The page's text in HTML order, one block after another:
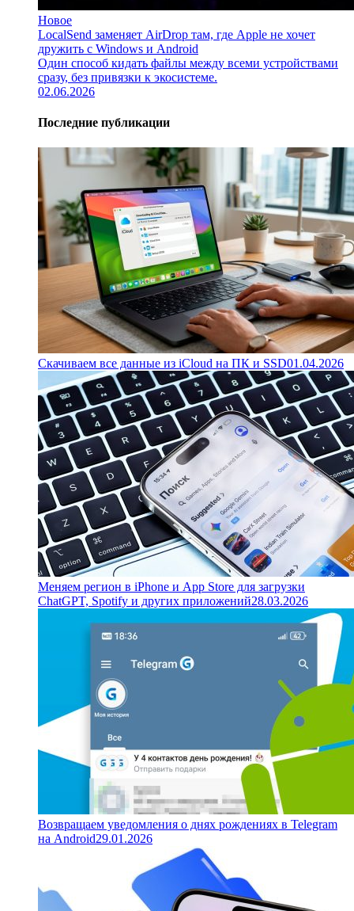
Новое
LocalSend заменяет AirDrop там, где Apple не хочет
дружить с Windows и Android
Один способ кидать файлы между всеми устройствами
сразу, без привязки к экосистеме.
02.06.2026
Последние публикации
Скачиваем все данные из iCloud на ПК и SSD01.04.2026
Меняем регион в iPhone и App Store для загрузки
ChatGPT, Spotify и других приложений28.03.2026
Возвращаем уведомления о днях рождениях в Telegram
на Android29.01.2026